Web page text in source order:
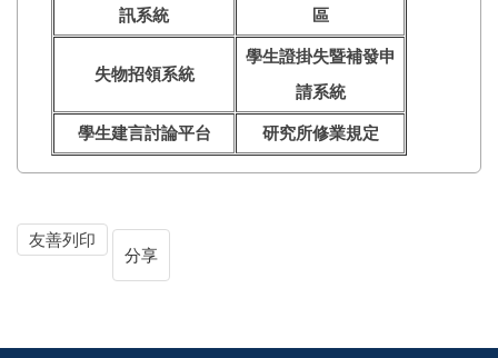
訊系統
區
失物招領系統
學生證掛失暨補發申
請系統
學生建言討論平台 研究所修業規定
友善列印
分享